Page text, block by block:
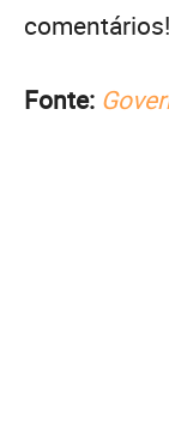
comentários!
Fonte: